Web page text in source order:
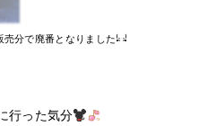
分で廃番となりました
行った気分